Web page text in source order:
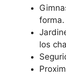
forma.
los